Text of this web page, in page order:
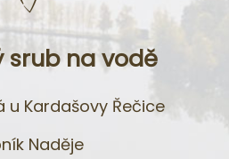
srub na vodě
u Kardašovy Řečice
Naděje